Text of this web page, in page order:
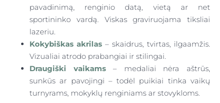
pavadinimą, renginio datą, vietą ar net
sportininko vardą. Viskas graviruojama tiksliai
lazeriu.
Kokybiškas akrilas – skaidrus, tvirtas, ilgaamžis.
Vizualiai atrodo prabangiai ir stilingai.
Draugiški vaikams– medaliai nėra aštrūs,
sunkūs ar pavojingi – todėl puikiai tinka vaikų
turnyrams, mokyklų renginiams ar stovykloms.